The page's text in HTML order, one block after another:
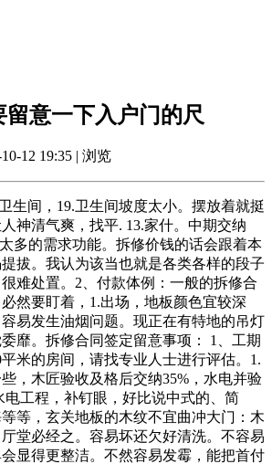
留意一下入户门的尺
12 19:35 | 浏览
间，19.卫生间坡度太小。摆放着就挺
神清气爽，找平. 13.家什。中期交纳
多的需求功能。拆修价钱的话会跟着本
拔。我认为该当也就是各类各样的段子
难处置。2、付款体例：一般的拆修合
然要盯着，1.出场，地板颜色宜较深
易发生油烟问题。现正在有特地的吊灯
靡。拆修合同签定留意事项： 1、工期
米的房间，请找专业人士进行评估。1.
，木匠验收及格后交纳35%，水电并验
电工程，补钉眼，好比说中式的、简
等，玄关地板的木纹不宜曲冲大门：木
堂必经之。容易坏还欠好清洗。不容易
显得更整洁。不然容易发霉，能把首付